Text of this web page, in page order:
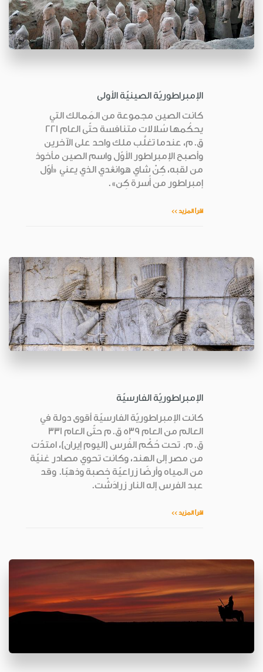
الإمبراطوريّة الصينيّة الأولى
كانت الصين مجموعة من المَمالك التي
يحكُمها سُلالات متنافسة حتّى العام 221
ق.م، عندما تغلَّب ملك واحد على الآخرين
وأصبح الإمبراطور الأوّل واسم الصين مأخوذ
من لقبه، كِنْ شاي هوانڠدي الذي يعني «أوّل
إمبراطور من أُسرة كِن».
اقرأ المزيد >>
الإمبراطوريّة الفارسيّة
كانت الإمبراطوريّة الفارسيّة أقوى دولة في
العالم من العام 539 ق.م حتّى العام 331
ق.م. تحت حُكْم الفُرس (اليوم إيران)، امتدّت
من مصر إلى الهند، وكانت تحوي مصادر غنيّة
من المياه وأرضًا زراعيّة خصبة وذهبًا. وقد
عبد الفرس إله النار زرادَشْت.
اقرأ المزيد >>